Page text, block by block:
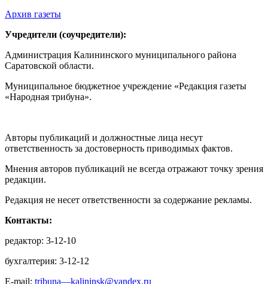
Архив газеты
Учредители (соучредители):
Администрация Калининского муниципального района
Саратовской области.
Муниципальное бюджетное учреждение «Редакция газеты
«Народная трибуна».
Авторы публикаций и должностные лица несут
ответственность за достоверность приводимых фактов.
Мнения авторов публикаций не всегда отражают точку зрения
редакции.
Редакция не несет ответственности за содержание рекламы.
Контакты:
редактор: 3-12-10
бухгалтерия: 3-12-12
E-mail: tribuna—kalininsk@yandex.ru